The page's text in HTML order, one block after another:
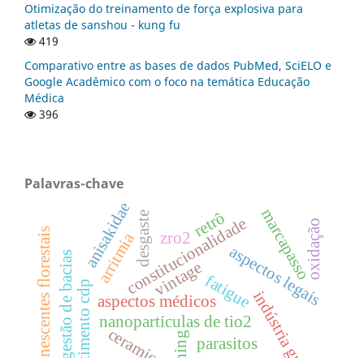
Otimização do treinamento de força explosiva para
atletas de sanshou - kung fu
419
Comparativo entre as bases de dados PubMed, SciELO e
Google Acadêmico com o foco na temática Educação
Médica
396
Palavras-chave
nanopartículas de tio2
ning
constitucionalidadeaspectos legais
aspectos médicos
desgaste
vintage
retrô
arritmia
gestão de bacias
remanescentes florestais anisakidae
parasitos
marcapasso
ceramics
zro2
fatigue
oxidação